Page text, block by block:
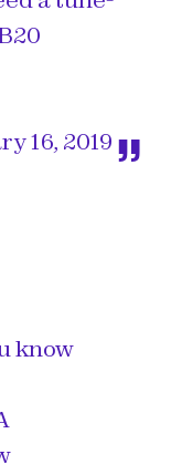
16, 2019
know